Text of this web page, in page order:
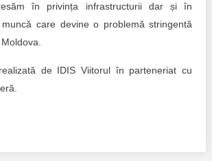
în privința infrastructurii dar și în
care devine o problemă stringentă
de IDIS Viitorul în parteneriat cu